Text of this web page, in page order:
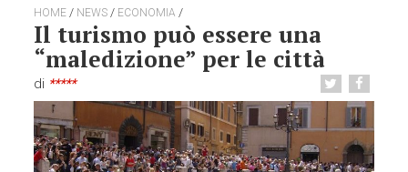
HOME / NEWS / ECONOMIA /
Il turismo può essere una
“maledizione” per le città
di *****